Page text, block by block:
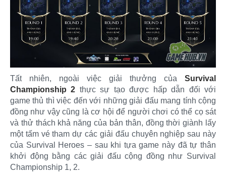
Tất nhiên, ngoài việc giải thưởng của Survival
Championship 2 thực sự tạo được hấp dẫn đối với
game thủ thì việc đến với những giải đấu mang tính cộng
đồng như vậy cũng là cơ hội để người chơi có thể cọ sát
và thử thách khả năng của bản thân, đồng thời giành lấy
một tấm vé tham dự các giải đấu chuyên nghiệp sau này
của Survival Heroes – sau khi tựa game này đã tự thân
khởi động bằng các giải đấu cộng đồng như Survival
Championship 1, 2.